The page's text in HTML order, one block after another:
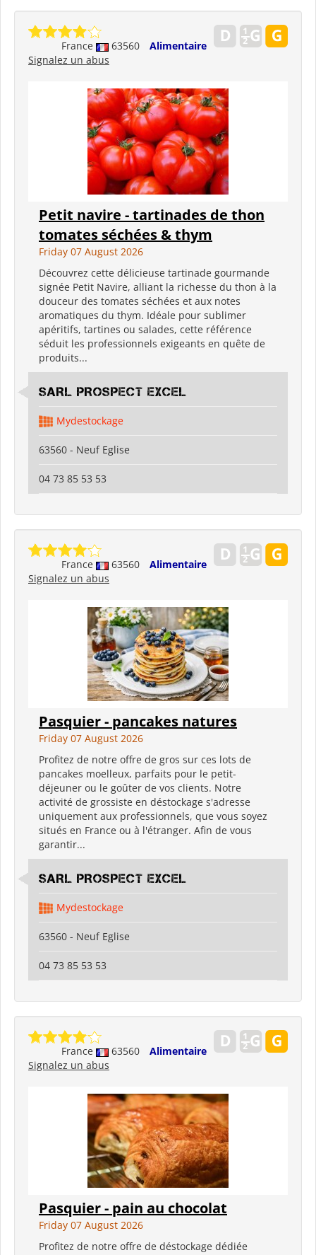
France 63560
Alimentaire
Signalez un abus
Petit navire - tartinades de thon
tomates séchées & thym
Friday 07 August 2026
Découvrez cette délicieuse tartinade gourmande
signée Petit Navire, alliant la richesse du thon à la
douceur des tomates séchées et aux notes
aromatiques du thym. Idéale pour sublimer
apéritifs, tartines ou salades, cette référence
séduit les professionnels exigeants en quête de
produits...
SARL PROSPECT EXCEL
Mydestockage
63560 - Neuf Eglise
04 73 85 53 53
France 63560
Alimentaire
Signalez un abus
Pasquier - pancakes natures
Friday 07 August 2026
Profitez de notre offre de gros sur ces lots de
pancakes moelleux, parfaits pour le petit-
déjeuner ou le goûter de vos clients. Notre
activité de grossiste en déstockage s'adresse
uniquement aux professionnels, que vous soyez
situés en France ou à l'étranger. Afin de vous
garantir...
SARL PROSPECT EXCEL
Mydestockage
63560 - Neuf Eglise
04 73 85 53 53
France 63560
Alimentaire
Signalez un abus
Pasquier - pain au chocolat
Friday 07 August 2026
Profitez de notre offre de déstockage dédiée